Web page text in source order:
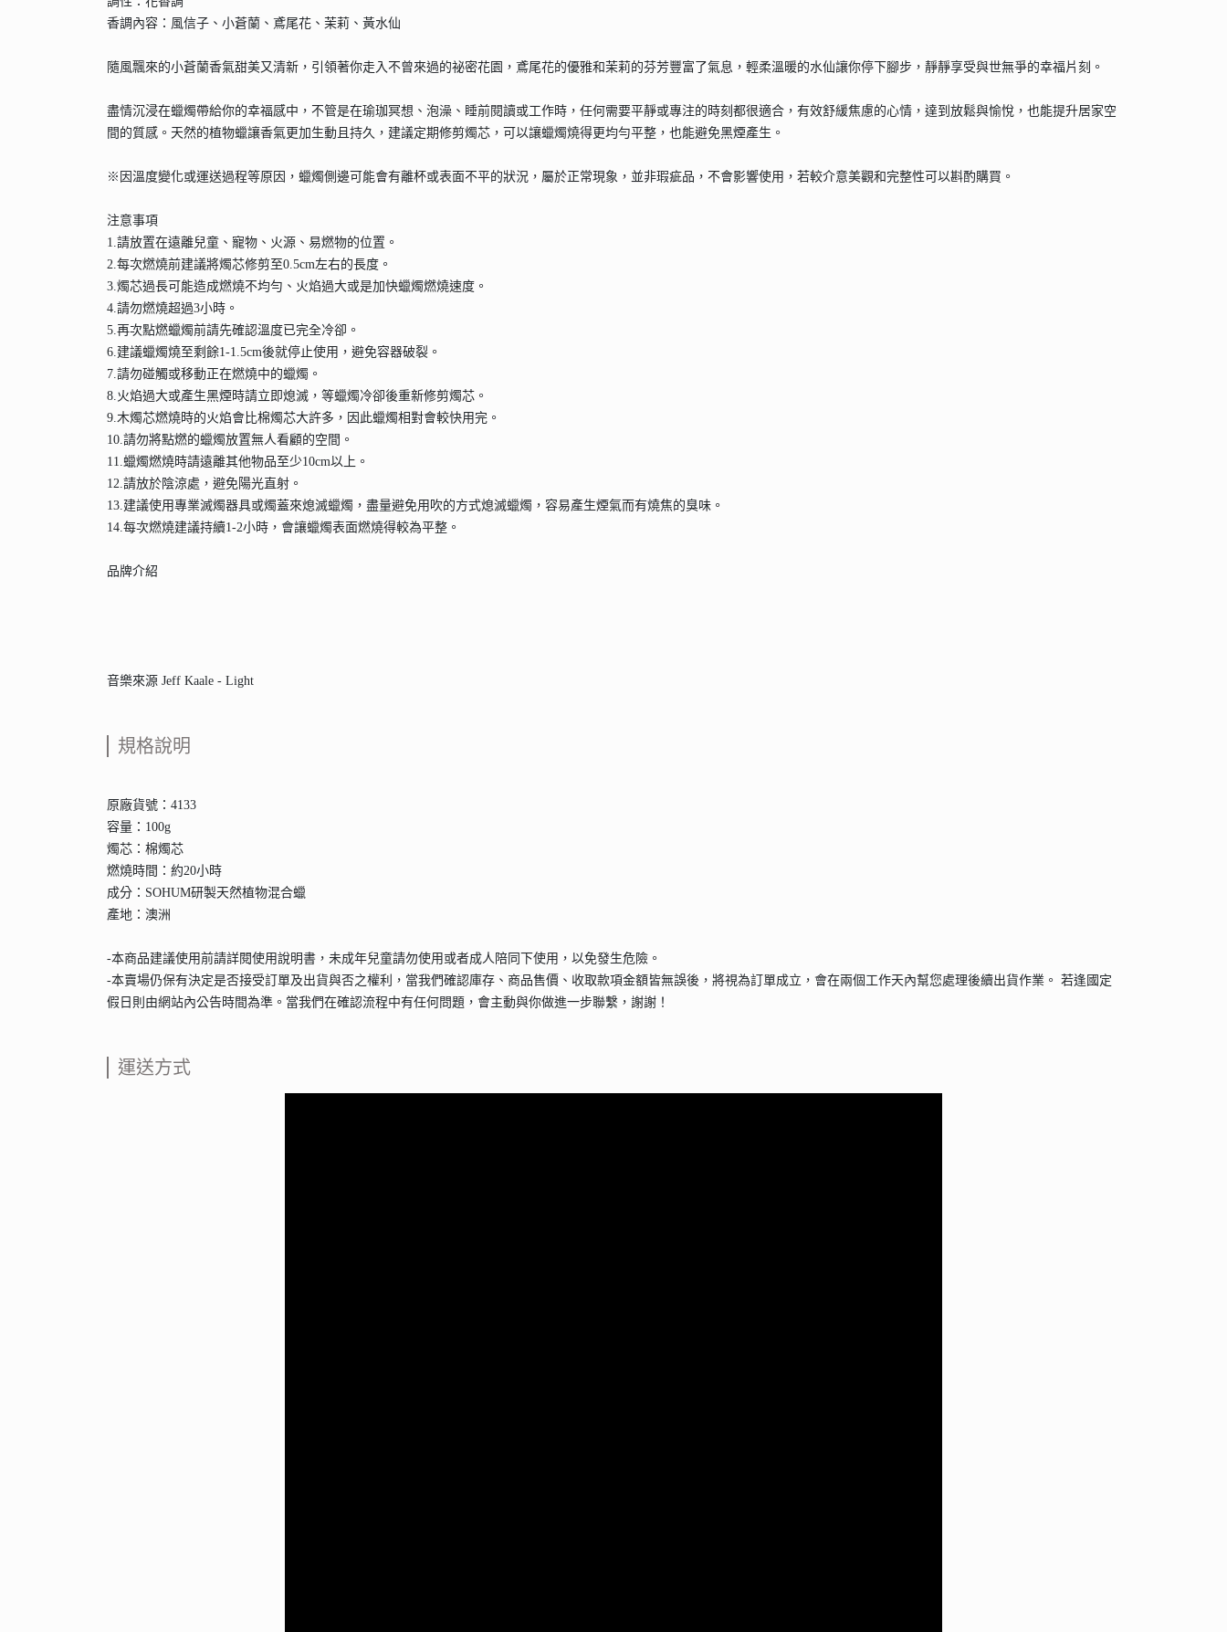
香調內容：風信子、小蒼蘭、鳶尾花、茉莉、黃水仙
隨風飄來的小蒼蘭香氣甜美又清新，引領著你走入不曾來過的祕密花園，鳶尾花的優雅和茉莉的芬芳豐富了氣息，輕柔溫暖的水仙讓你停下腳步，靜靜享受與世無爭的幸福片刻。
盡情沉浸在蠟燭帶給你的幸福感中，不管是在瑜珈冥想、泡澡、睡前閱讀或工作時，任何需要平靜或專注的時刻都很適合，有效舒緩焦慮的心情，達到放鬆與愉悅，也能提升居家空
間的質感。天然的植物蠟讓香氣更加生動且持久，建議定期修剪燭芯，可以讓蠟燭燒得更均勻平整，也能避免黑煙產生。
※因溫度變化或運送過程等原因，蠟燭側邊可能會有離杯或表面不平的狀況，屬於正常現象，並非瑕疵品，不會影響使用，若較介意美觀和完整性可以斟酌購買。
注意事項
1.請放置在遠離兒童、寵物、火源、易燃物的位置。
2.每次燃燒前建議將燭芯修剪至0.5cm左右的長度。
3.燭芯過長可能造成燃燒不均勻、火焰過大或是加快蠟燭燃燒速度。
4.請勿燃燒超過3小時。
5.再次點燃蠟燭前請先確認溫度已完全冷卻。
6.建議蠟燭燒至剩餘1-1.5cm後就停止使用，避免容器破裂。
7.請勿碰觸或移動正在燃燒中的蠟燭。
8.火焰過大或產生黑煙時請立即熄滅，等蠟燭冷卻後重新修剪燭芯。
9.木燭芯燃燒時的火焰會比棉燭芯大許多，因此蠟燭相對會較快用完。
10.請勿將點燃的蠟燭放置無人看顧的空間。
11.蠟燭燃燒時請遠離其他物品至少10cm以上。
12.請放於陰涼處，避免陽光直射。
13.建議使用專業滅燭器具或燭蓋來熄滅蠟燭，盡量避免用吹的方式熄滅蠟燭，容易產生煙氣而有燒焦的臭味。
14.每次燃燒建議持續1-2小時，會讓蠟燭表面燃燒得較為平整。
品牌介紹
音樂來源 Jeff Kaale - Light
規格說明
原廠貨號：4133
容量：100g
燭芯：棉燭芯
燃燒時間：約20小時
成分：SOHUM研製天然植物混合蠟
產地：澳洲
-本商品建議使用前請詳閱使用說明書，未成年兒童請勿使用或者成人陪同下使用，以免發生危險。
-本賣場仍保有決定是否接受訂單及出貨與否之權利，當我們確認庫存、商品售價、收取款項金額皆無誤後，將視為訂單成立，會在兩個工作天內幫您處理後續出貨作業。 若逢國定
假日則由網站內公告時間為準。當我們在確認流程中有任何問題，會主動與你做進一步聯繫，謝謝！
運送方式